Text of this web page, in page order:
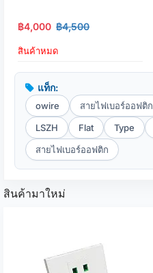
฿4,000 ฿4,500
สินค้าหมด
แท็ก:
owire สายไฟเบอร์ออฟติก
LSZH
Flat Type
สายไฟเบอร์ออฟติก
สินค้ามาใหม่